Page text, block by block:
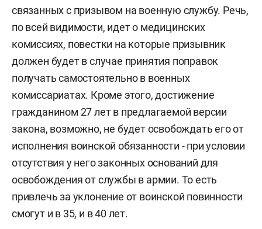
связанных с призывом на военную службу. Речь,
по всей видимости, идет о медицинских
комиссиях, повестки на которые призывник
должен будет в случае принятия поправок
получать самостоятельно в военных
комиссариатах. Кроме этого, достижение
гражданином 27 лет в предлагаемой версии
закона, возможно, не будет освобождать его от
исполнения воинской обязанности - при условии
отсутствия у него законных оснований для
освобождения от службы в армии. То есть
привлечь за уклонение от воинской повинности
смогут и в 35, и в 40 лет.